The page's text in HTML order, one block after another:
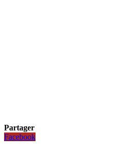
Partager
Facebook